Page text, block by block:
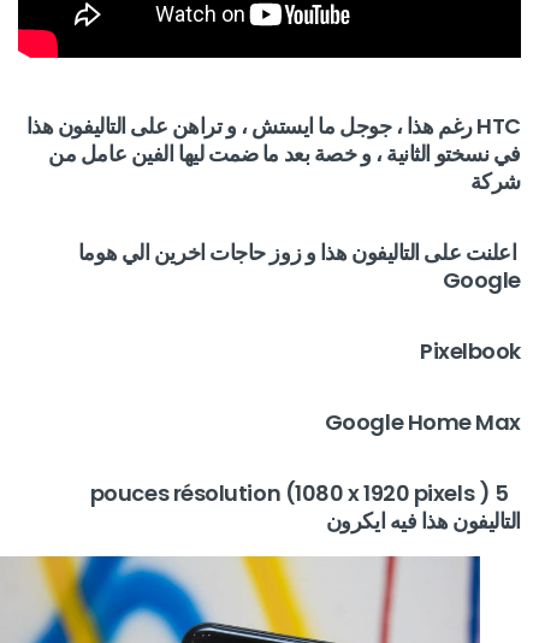
HTC رغم هذا ، جوجل ما ايستش ، و تراهن على التاليفون هذا
في نسختو الثانية ، و خصة بعد ما ضمت ليها الفين عامل من
شركة
اعلنت على التاليفون هذا و زوز حاجات اخرين الي هوما
Google
Pixelbook
Google Home Max
5 pouces résolution (1080 x 1920 pixels )
التاليفون هذا فيه ايكرون